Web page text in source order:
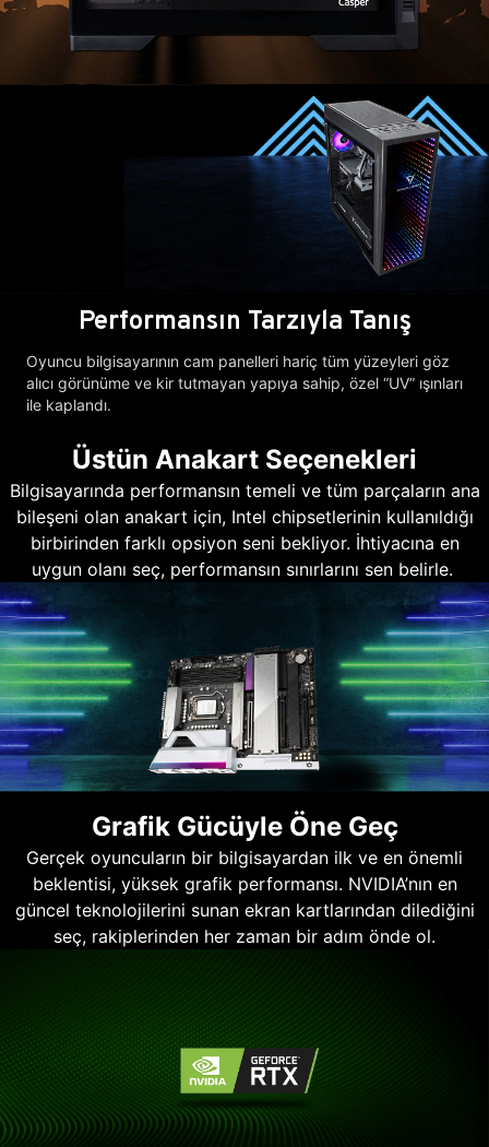
Performansın Tarzıyla Tanış
Oyuncu bilgisayarının cam panelleri hariç tüm yüzeyleri göz
alıcı görünüme ve kir tutmayan yapıya sahip, özel “UV” ışınları
ile kaplandı.
Üstün Anakart Seçenekleri
Bilgisayarında performansın temeli ve tüm parçaların ana
bileşeni olan anakart için, Intel chipsetlerinin kullanıldığı
birbirinden farklı opsiyon seni bekliyor. İhtiyacına en
uygun olanı seç, performansın sınırlarını sen belirle.
Grafik Gücüyle Öne Geç
Gerçek oyuncuların bir bilgisayardan ilk ve en önemli
beklentisi, yüksek grafik performansı. NVIDIA’nın en
güncel teknolojilerini sunan ekran kartlarından dilediğini
seç, rakiplerinden her zaman bir adım önde ol.